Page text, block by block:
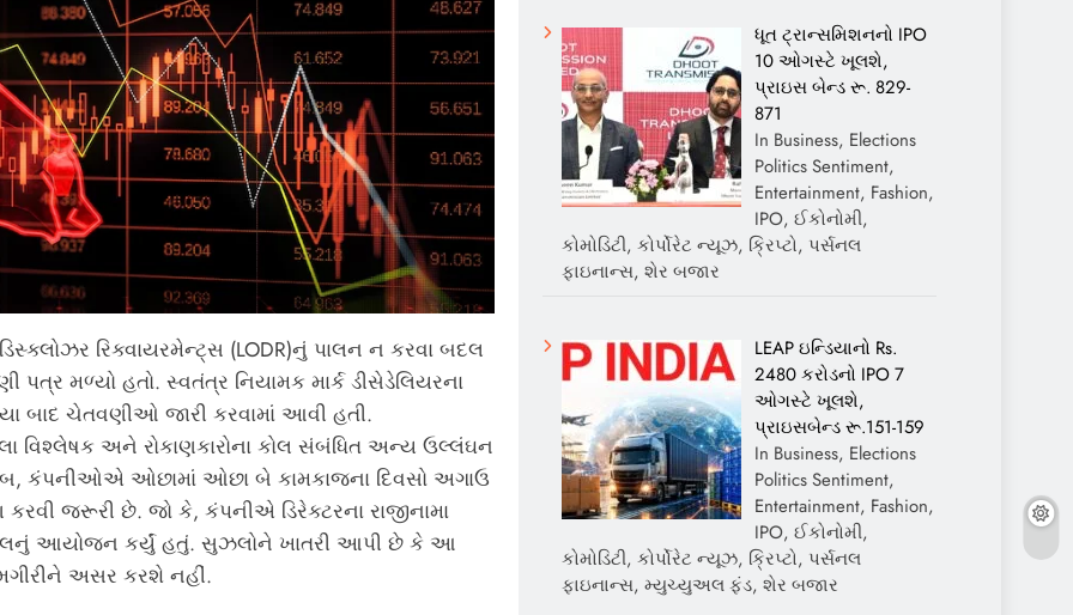
રિક્વાયરમેન્ટ્સ (LODR)નું પાલન ન કરવા બદલ
મળ્યો હતો. સ્વતંત્ર નિયામક માર્ક ડીસેડેલિયરના
બાદ ચેતવણીઓ જારી કરવામાં આવી હતી.
અને રોકાણકારોના કોલ સંબંધિત અન્ય ઉલ્લંઘન
કંપનીઓએ ઓછામાં ઓછા બે કામકાજના દિવસો અગાઉ
જરૂરી છે. જો કે, કંપનીએ ડિરેક્ટરના રાજીનામા
આયોજન કર્યું હતું. સુઝલોને ખાતરી આપી છે કે આ
અસર કરશે નહીં.
ધૂત ટ્રાન્સમિશનનો IPO
10 ઓગસ્ટે ખૂલશે,
પ્રાઇસ બેન્ડ રૂ. 829-
871
In Business, Elections
Politics Sentiment,
Entertainment, Fashion,
IPO, ઈકોનોમી,
કોમોડિટી, કોર્પોરેટ ન્યૂઝ, ક્રિપ્ટો, પર્સનલ
ફાઇનાન્સ, શેર બજાર
LEAP ઇન્ડિયાનો Rs.
2480 કરોડનો IPO 7
ઓગસ્ટે ખૂલશે,
પ્રાઇસબેન્ડ રૂ.151-159
In Business, Elections
Politics Sentiment,
Entertainment, Fashion,
IPO, ઈકોનોમી,
કોમોડિટી, કોર્પોરેટ ન્યૂઝ, ક્રિપ્ટો, પર્સનલ
ફાઇનાન્સ, મ્યુચ્યુઅલ ફંડ, શેર બજાર